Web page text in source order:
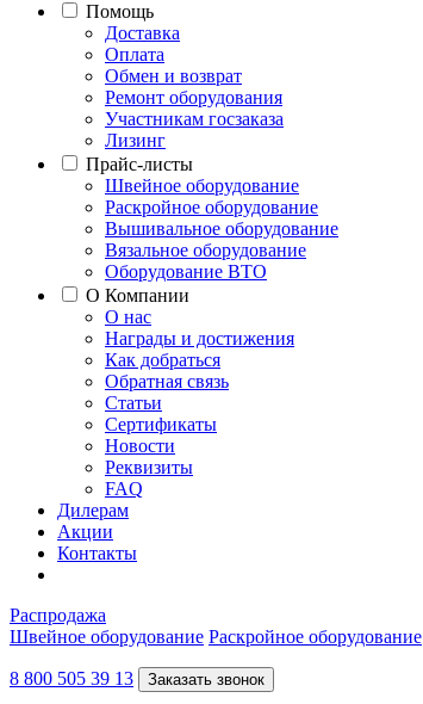
Помощь
Доставка
Оплата
Обмен и возврат
Ремонт оборудования
Участникам госзаказа
Лизинг
Прайс-листы
Швейное оборудование
Раскройное оборудование
Вышивальное оборудование
Вязальное оборудование
Оборудование ВТО
О Компании
О нас
Награды и достижения
Как добраться
Обратная связь
Статьи
Сертификаты
Новости
Реквизиты
FAQ
Дилерам
Акции
Контакты
Распродажа
Швейное оборудование Раскройное оборудование
8 800 505 39 13 Заказать звонок